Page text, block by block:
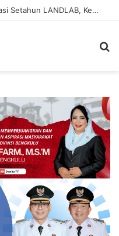
Wamen Ossy Buka Rapat Evaluasi Setahun LANDLAB, Kerja Sama Kementerian ATR/BPN Bersama JICA